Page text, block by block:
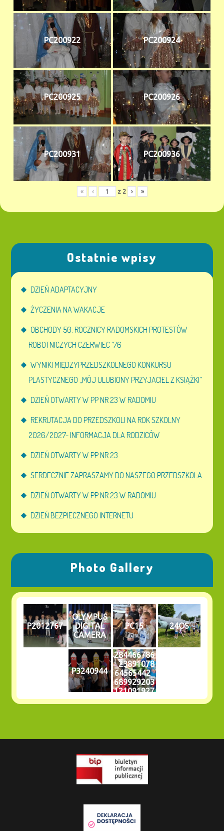
PC200922 PC200924
PC200925 PC200926
PC200931 PC200936
« ‹ z 2 › »
Ostatnie wpisy
DZIEŃ ADAPTACYJNY
ŻYCZENIA NA WAKACJE
OBCHODY 50. ROCZNICY RADOMSKICH PROTESTÓW
ROBOTNICZYCH CZERWIEC ’76
WYNIKI MIĘDZYPRZEDSZKOLNEGO KONKURSU
PLASTYCZNEGO „MÓJ ULUBIONY PRZYJACIEL Z KSIĄŻKI”
DZIEŃ OTWARTY W PP NR 23 W RADOMIU
REKRUTACJA DO PRZEDSZKOLI NA ROK SZKOLNY
2026/2027- INFORMACJA DLA RODZICÓW
DZIEŃ OTWARTY W PP NR 23
SERDECZNIE ZAPRASZAMY DO NASZEGO PRZEDSZKOLA
DZIEŃ OTWARTY W PP NR 23 W RADOMIU
DZIEŃ BEZPIECZNEGO INTERNETU
Photo Gallery
P2012767
OLYMPUS
DIGITAL
CAMERA
PC15 24OS
P3240944
284466786
_23891078
64565442_
689929203
121091927
_n